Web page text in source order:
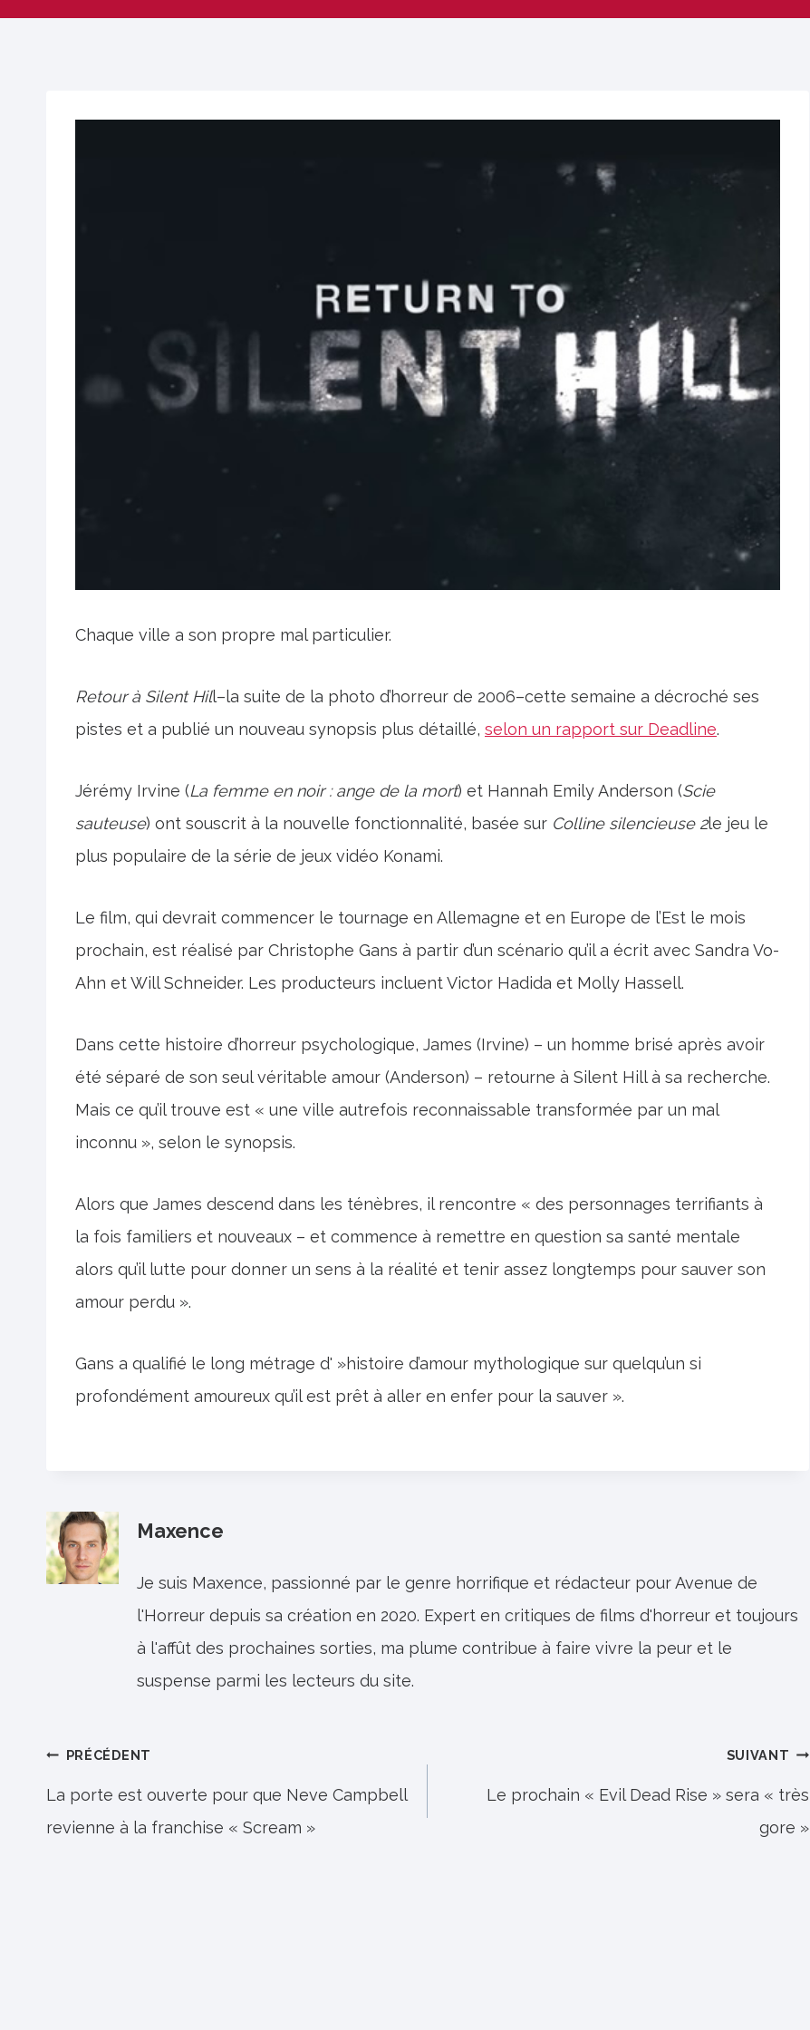
Chaque ville a son propre mal particulier.
Retour à Silent Hill–la suite de la photo d’horreur de 2006–cette semaine a décroché ses
pistes et a publié un nouveau synopsis plus détaillé, selon un rapport sur Deadline.
Jérémy Irvine (La femme en noir : ange de la mort) et Hannah Emily Anderson (Scie
sauteuse) ont souscrit à la nouvelle fonctionnalité, basée sur Colline silencieuse 2le jeu le
plus populaire de la série de jeux vidéo Konami.
Le film, qui devrait commencer le tournage en Allemagne et en Europe de l’Est le mois
prochain, est réalisé par Christophe Gans à partir d’un scénario qu’il a écrit avec Sandra Vo-
Ahn et Will Schneider. Les producteurs incluent Victor Hadida et Molly Hassell.
Dans cette histoire d’horreur psychologique, James (Irvine) – un homme brisé après avoir
été séparé de son seul véritable amour (Anderson) – retourne à Silent Hill à sa recherche.
Mais ce qu’il trouve est « une ville autrefois reconnaissable transformée par un mal
inconnu », selon le synopsis.
Alors que James descend dans les ténèbres, il rencontre « des personnages terrifiants à
la fois familiers et nouveaux – et commence à remettre en question sa santé mentale
alors qu’il lutte pour donner un sens à la réalité et tenir assez longtemps pour sauver son
amour perdu ».
Gans a qualifié le long métrage d' »histoire d’amour mythologique sur quelqu’un si
profondément amoureux qu’il est prêt à aller en enfer pour la sauver ».
Maxence
Je suis Maxence, passionné par le genre horrifique et rédacteur pour Avenue de
l'Horreur depuis sa création en 2020. Expert en critiques de films d'horreur et toujours
à l'affût des prochaines sorties, ma plume contribue à faire vivre la peur et le
suspense parmi les lecteurs du site.
Navigation
de
l’article
PRÉCÉDENT
La porte est ouverte pour que Neve Campbell
revienne à la franchise « Scream »
SUIVANT
Le prochain « Evil Dead Rise » sera « très
gore »